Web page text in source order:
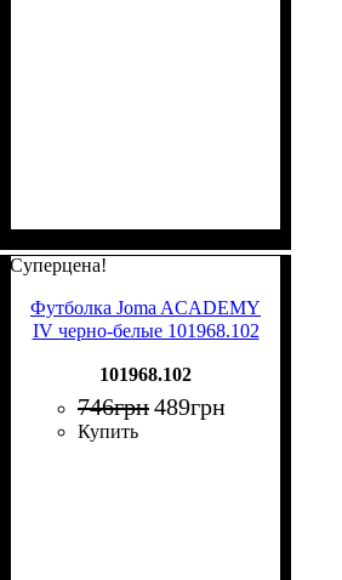
Суперцена!
Футболка Joma ACADEMY
IV черно-белые 101968.102
101968.102
746грн489грн
Купить